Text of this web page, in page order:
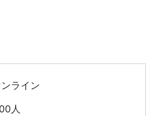
ライン
人